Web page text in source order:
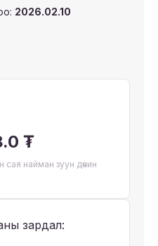
2026.02.10
₮
найман зуун дөчин
зардал: